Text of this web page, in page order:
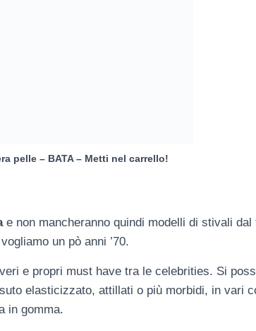
pelle – BATA – Metti nel carrello!
e non mancheranno quindi modelli di stivali dal
un pò anni ’70.
e propri must have tra le celebrities. Si
elasticizzato, attillati o più morbidi, in vari
in gomma.